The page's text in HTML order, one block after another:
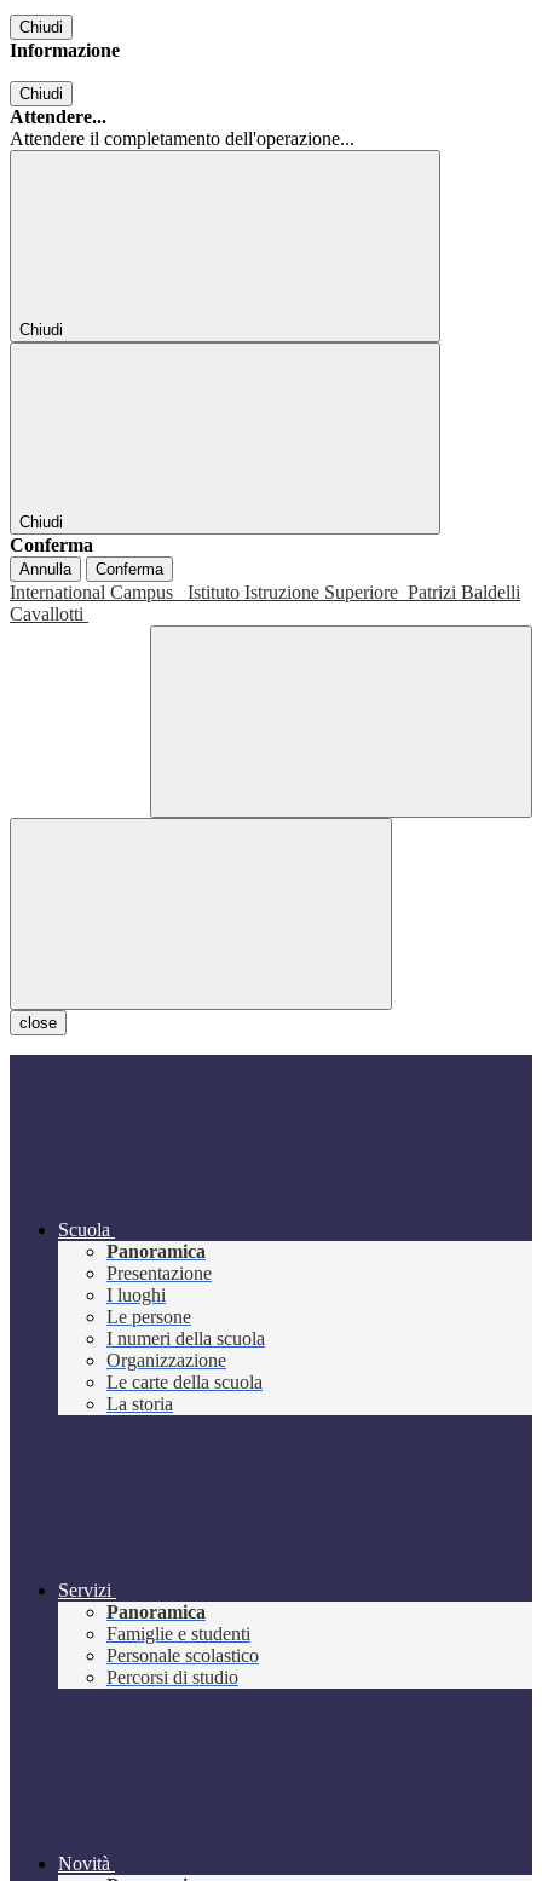
Chiudi
Informazione
Chiudi
Attendere...
Attendere il completamento dell'operazione...
Chiudi
Chiudi
Conferma
Annulla Conferma
International Campus Istituto Istruzione Superiore Patrizi Baldelli
Cavallotti
close
Scuola
Panoramica
Presentazione
I luoghi
Le persone
I numeri della scuola
Organizzazione
Le carte della scuola
La storia
Servizi
Panoramica
Famiglie e studenti
Personale scolastico
Percorsi di studio
Novità